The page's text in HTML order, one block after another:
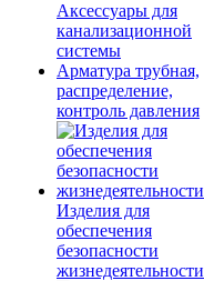
Аксессуары для
канализационной
системы
Арматура трубная,
распределение,
контроль давления
Изделия для
обеспечения
безопасности
жизнедеятельности